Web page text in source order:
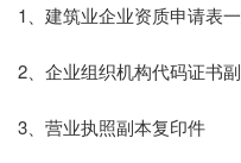
1、建筑业企业资质申请表
2、企业组织机构代码证书
3、营业执照副本复印件